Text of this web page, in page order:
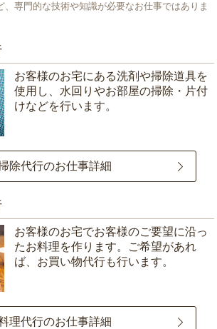
、専門的な技術や知識が必要なお仕事ではありま
お客様のお宅にある洗剤や掃除道具を
使用し、水回りやお部屋の掃除・片付
けなどを行います。
除代行のお仕事詳細
お客様のお宅でお客様のご要望に沿っ
たお料理を作ります。ご希望があれ
ば、お買い物代行も行います。
理代行のお仕事詳細